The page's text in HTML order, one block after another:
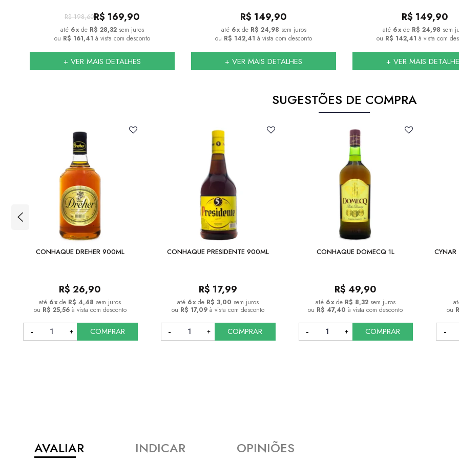
R$ 198,60R$ 169,90
6x de R$ 28,32 sem juros
ou R$ 161,41 à vista com desconto
+ VER MAIS DETALHES
R$ 149,90
6x de R$ 24,98 sem juros
ou R$ 142,41 à vista com desconto
+ VER MAIS DETALHES
R$ 149,90
6x de R$ 24,98 sem
ou R$ 142,41 à vista com
+ VER MAIS
SUGESTÕES DE COMPRA
CONHAQUE DREHER 900ML
R$ 26,90
6x de R$ 4,48 sem juros
ou R$ 25,56 à vista com desconto
COMPRAR
COMPRAR
CONHAQUE PRESIDENTE 900ML
R$ 17,99
6x de R$ 3,00 sem juros
ou R$ 17,09 à vista com desconto
COMPRAR
COMPRAR
CONHAQUE DOMECQ 1L
R$ 49,90
6x de R$ 8,32 sem juros
ou R$ 47,40à vista com desconto
COMPRAR
COMPRAR
CYNAR
ou
AVALIAR INDICAR OPINIÕES